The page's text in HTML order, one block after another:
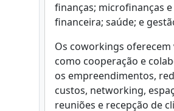
finanças; microfinanças
financeira; saúde; e
Os coworkings oferecem
como cooperação e
os empreendimentos,
custos, networking,
reuniões e recepção de